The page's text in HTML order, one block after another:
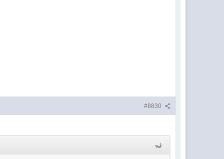
#8830